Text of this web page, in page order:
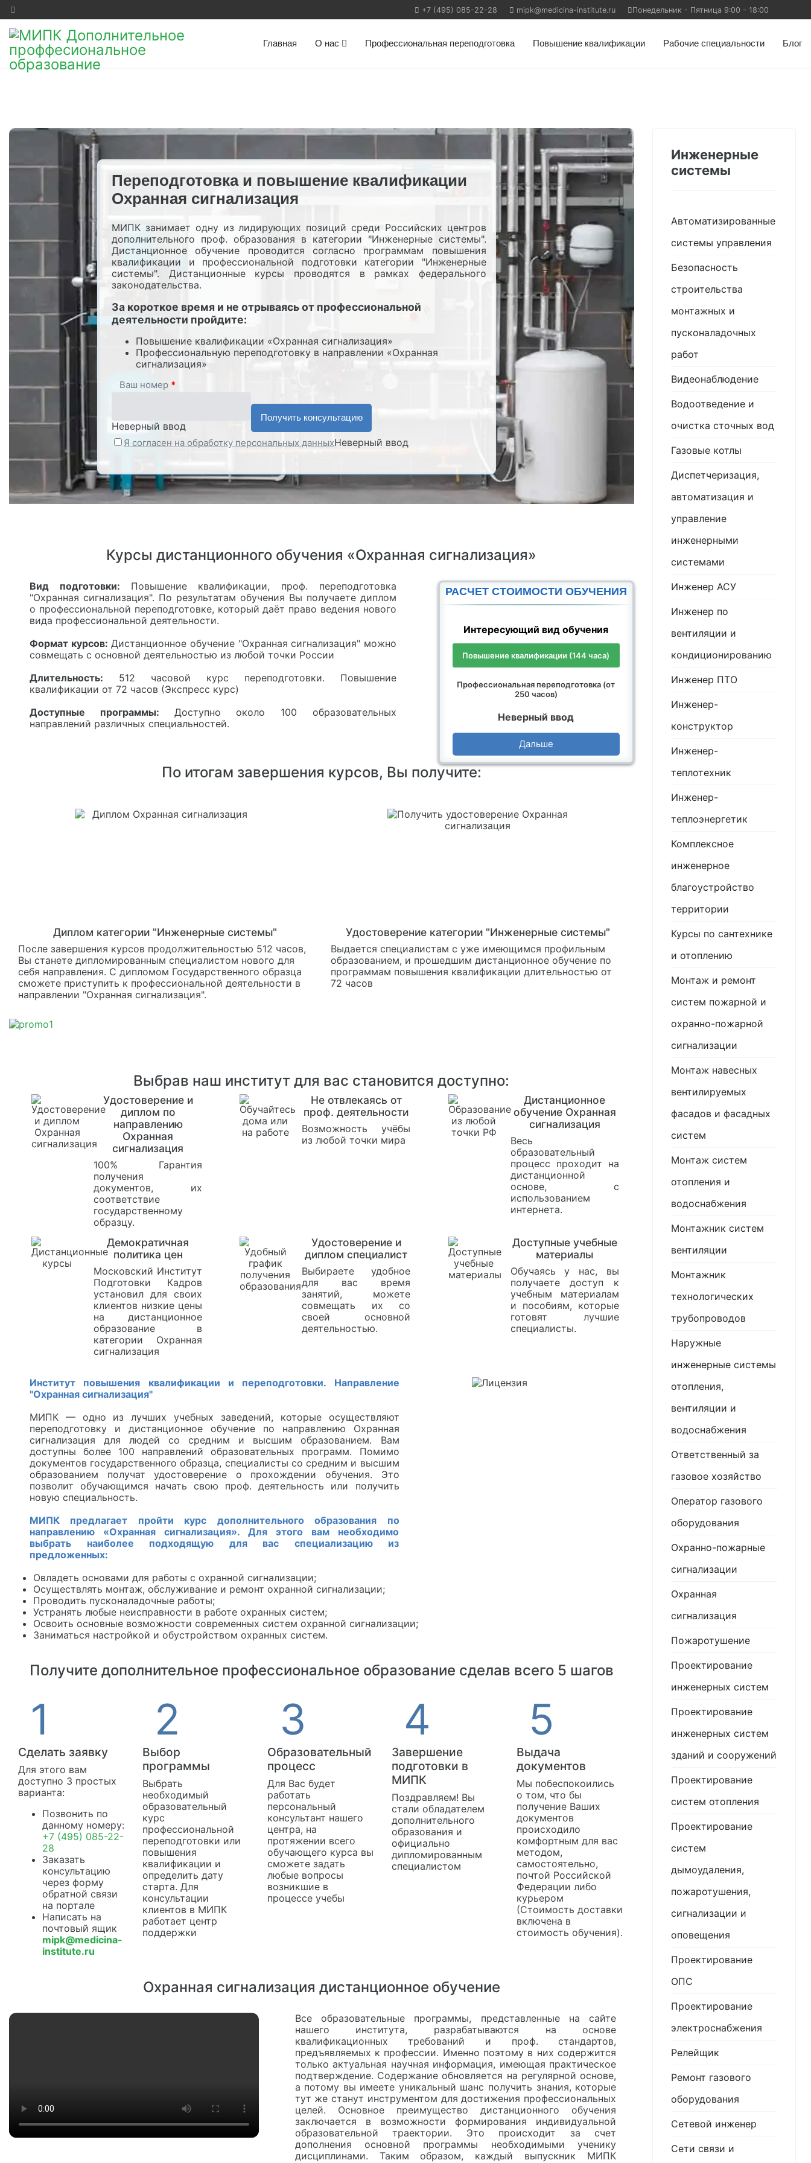
+7 (495) 085-22-28 mipk@medicina-institute.ru Понедельник - Пятница 9:00 - 18:00
Главная О нас Профессиональная переподготовка Повышение квалификации Рабочие специальности Блог
Переподготовка и повышение квалификации
Охранная сигнализация
МИПК занимает одну из лидирующих позиций среди Российских центров
дополнительного проф. образования в категории "Инженерные системы".
Дистанционное обучение проводится согласно программам повышения
квалификации и профессиональной подготовки категории "Инженерные
системы". Дистанционные курсы проводятся в рамках федерального
законодательства.
За короткое время и не отрываясь от профессиональной
деятельности пройдите:
Повышение квалификации «Охранная сигнализация»
Профессиональную переподготовку в направлении «Охранная
сигнализация»
Ваш номер *
Неверный ввод
Я согласен на обработку персональных данныхНеверный ввод
Курсы дистанционного обучения «Охранная сигнализация»
Вид подготовки: Повышение квалификации, проф. переподготовка
"Охранная сигнализация". По результатам обучения Вы получаете диплом
о профессиональной переподготовке, который даёт право ведения нового
вида профессиональной деятельности.
Формат курсов: Дистанционное обучение "Охранная сигнализация" можно
совмещать с основной деятельностью из любой точки России
Длительность: 512 часовой курс переподготовки. Повышение
квалификации от 72 часов (Экспресс курс)
Доступные программы: Доступно около 100 образовательных
направлений различных специальностей.
РАСЧЕТ СТОИМОСТИ ОБУЧЕНИЯ
Интересующий вид обучения
Повышение квалификации (144 часа)
Профессиональная переподготовка (от
250 часов)
Неверный ввод
Дальше
По итогам завершения курсов, Вы получите:
Диплом категории "Инженерные системы"
После завершения курсов продолжительностью 512 часов,
Вы станете дипломированным специалистом нового для
себя направления. С дипломом Государственного образца
сможете приступить к профессиональной деятельности в
направлении "Охранная сигнализация".
Удостоверение категории "Инженерные системы"
Выдается специалистам с уже имеющимся профильным
образованием, и прошедшим дистанционное обучение по
программам повышения квалификации длительностью от
72 часов
Выбрав наш институт для вас становится доступно:
Удостоверение и
диплом по
направлению
Охранная
сигнализация
100% Гарантия
получения
документов, их
соответствие
государственному
образцу.
Не отвлекаясь от
проф. деятельности
Возможность учёбы
из любой точки мира
Дистанционное
обучение Охранная
сигнализация
Весь
образовательный
процесс проходит на
дистанционной
основе, с
использованием
интернета.
Демократичная
политика цен
Московский Институт
Подготовки Кадров
установил для своих
клиентов низкие цены
на дистанционное
образование в
категории Охранная
сигнализация
Удостоверение и
диплом специалист
Выбираете удобное
для вас время
занятий, можете
совмещать их со
своей основной
деятельностью.
Доступные учебные
материалы
Обучаясь у нас, вы
получаете доступ к
учебным материалам
и пособиям, которые
готовят лучшие
специалисты.
Институт повышения квалификации и переподготовки. Направление
"Охранная сигнализация"
МИПК — одно из лучших учебных заведений, которые осуществляют
переподготовку и дистанционное обучение по направлению Охранная
сигнализация для людей со средним и высшим образованием. Вам
доступны более 100 направлений образовательных программ. Помимо
документов государственного образца, специалисты со средним и высшим
образованием получат удостоверение о прохождении обучения. Это
позволит обучающимся начать свою проф. деятельность или получить
новую специальность.
МИПК предлагает пройти курс дополнительного образования по
направлению «Охранная сигнализация». Для этого вам необходимо
выбрать наиболее подходящую для вас специализацию из
предложенных:
Овладеть основами для работы с охранной сигнализации;
Осуществлять монтаж, обслуживание и ремонт охранной сигнализации;
Проводить пусконаладочные работы;
Устранять любые неисправности в работе охранных систем;
Освоить основные возможности современных систем охранной сигнализации;
Заниматься настройкой и обустройством охранных систем.
Получите дополнительное профессиональное образование сделав всего 5 шагов
Сделать заявку
Для этого вам
доступно 3 простых
варианта:
Позвонить по
данному номеру:
+7 (495) 085-22-
28
Заказать
консультацию
через форму
обратной связи
на портале
Написать на
почтовый ящик
mipk@medicina-
institute.ru
Выбор
программы
Выбрать
необходимый
образовательный
курс
профессиональной
переподготовки или
повышения
квалификации и
определить дату
старта. Для
консультации
клиентов в МИПК
работает центр
поддержки
Образовательный
процесс
Для Вас будет
работать
персональный
консультант нашего
центра, на
протяжении всего
обучающего курса вы
сможете задать
любые вопросы
возникшие в
процессе учебы
Завершение
подготовки в
МИПК
Поздравляем! Вы
стали обладателем
дополнительного
образования и
официально
дипломированным
специалистом
Выдача
документов
Мы побеспокоились
о том, что бы
получение Ваших
документов
происходило
комфортным для вас
методом,
самостоятельно,
почтой Российской
Федерации либо
курьером
(Стоимость доставки
включена в
стоимость обучения).
Охранная сигнализация дистанционное обучение
Все образовательные программы, представленные на сайте
нашего института, разрабатываются на основе
квалификационных требований и проф. стандартов,
предъявляемых к профессии. Именно поэтому в них содержится
только актуальная научная информация, имеющая практическое
подтверждение. Содержание обновляется на регулярной основе,
а потому вы имеете уникальный шанс получить знания, которые
тут же станут инструментом для достижения профессиональных
целей. Основное преимущество дистанционного обучения
заключается в возможности формирования индивидуальной
образовательной траектории. Это происходит за счет
дополнения основной программы необходимыми ученику
дисциплинами. Таким образом, каждый выпускник МИПК
Инженерные
системы
Автоматизированные
системы управления
Безопасность
строительства
монтажных и
пусконаладочных
работ
Видеонаблюдение
Водоотведение и
очистка сточных вод
Газовые котлы
Диспетчеризация,
автоматизация и
управление
инженерными
системами
Инженер АСУ
Инженер по
вентиляции и
кондиционированию
Инженер ПТО
Инженер-
конструктор
Инженер-
теплотехник
Инженер-
теплоэнергетик
Комплексное
инженерное
благоустройство
территории
Курсы по сантехнике
и отоплению
Монтаж и ремонт
систем пожарной и
охранно-пожарной
сигнализации
Монтаж навесных
вентилируемых
фасадов и фасадных
систем
Монтаж систем
отопления и
водоснабжения
Монтажник систем
вентиляции
Монтажник
технологических
трубопроводов
Наружные
инженерные системы
отопления,
вентиляции и
водоснабжения
Ответственный за
газовое хозяйство
Оператор газового
оборудования
Охранно-пожарные
сигнализации
Охранная
сигнализация
Пожаротушение
Проектирование
инженерных систем
Проектирование
инженерных систем
зданий и сооружений
Проектирование
систем отопления
Проектирование
систем
дымоудаления,
пожаротушения,
сигнализации и
оповещения
Проектирование
ОПС
Проектирование
электроснабжения
Релейщик
Ремонт газового
оборудования
Сетевой инженер
Сети связи и